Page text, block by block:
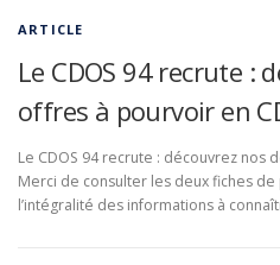
ARTICLE
Le CDOS 94 recrute :
offres à pourvoir en
Le CDOS 94 recrute : découvrez nos
Merci de consulter les deux fiches
l’intégralité des informations à